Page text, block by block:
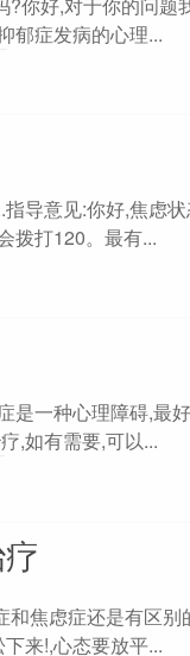
郁症发病的心理...
导意见:你好,焦虑
拨打120。最有...
是一种心理障碍,最
,如有需要,可以...
焦虑症还是有区
来!,心态要放平...